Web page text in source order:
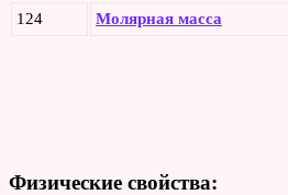
124 Молярная масса
Физические свойства: